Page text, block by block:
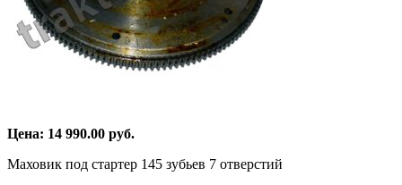
Цена: 14 990.00 руб.
Маховик под стартер 145 зубьев 7 отверстий